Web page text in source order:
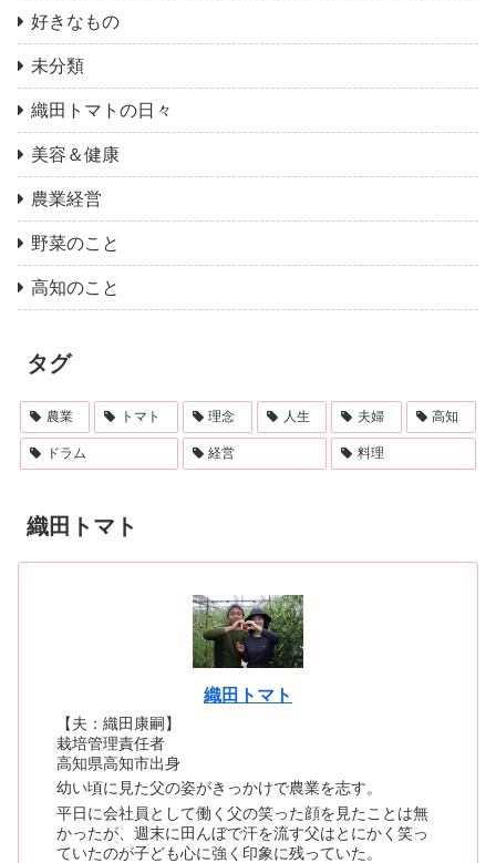
好きなもの
未分類
織田トマトの日々
美容＆健康
農業経営
野菜のこと
高知のこと
タグ
農業 トマト 理念 人生 夫婦 高知
ドラム 経営 料理
織田トマト
織田トマト
【夫：織田康嗣】
栽培管理責任者
高知県高知市出身
幼い頃に見た父の姿がきっかけで農業を志す。
平日に会社員として働く父の笑った顔を見たことは無
かったが、週末に田んぼで汗を流す父はとにかく笑っ
ていたのが子ども心に強く印象に残っていた。